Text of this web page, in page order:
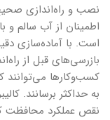
نصب و راه‌اندازی
اطمینان از آب سالم و
است. با آماده‌سازی
بازرسی‌های قبل از
کسب‌وکارها می‌توانند
به حداکثر برسانند.
نقص عملکرد محافظت